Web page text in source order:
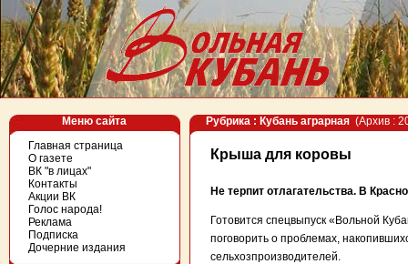
Меню сайта
Главная страница
О газете
ВК "в лицах"
Контакты
Акции ВК
Голос народа!
Реклама
Подписка
Дочерние издания
Рубрика : Кубань аграрная (Архив :
Крыша для коровы
Не терпит отлагательства. В
Готовится спецвыпуск «Вольной
поговорить о проблемах,
сельхозпроизводителей.